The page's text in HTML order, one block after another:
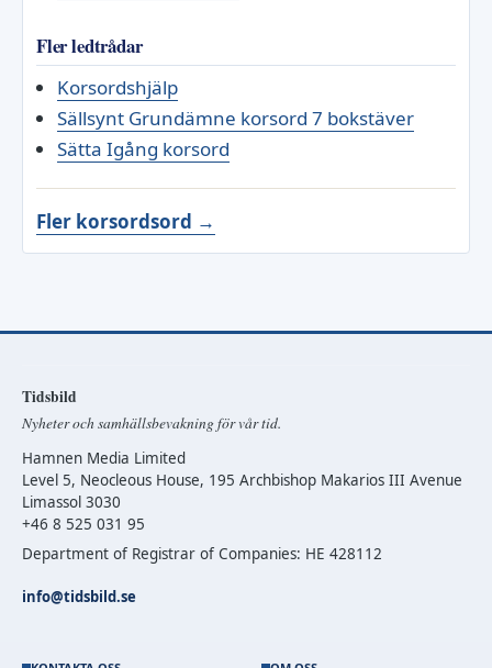
Fler ledtrådar
Korsordshjälp
Sällsynt Grundämne korsord 7 bokstäver
Sätta Igång korsord
Fler korsordsord →
Tidsbild
Nyheter och samhällsbevakning för vår tid.
Hamnen Media Limited
Level 5, Neocleous House, 195 Archbishop Makarios III Avenue
Limassol 3030
+46 8 525 031 95
Department of Registrar of Companies: HE 428112
info@tidsbild.se